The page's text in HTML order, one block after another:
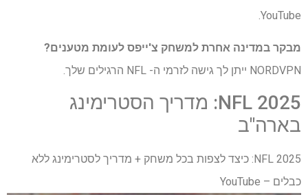
YouTube.
מבקר במדינה אחרת למשחק צ'ייפס לעומת מטענים?
NORDVPN ייתן לך גישה לזרמי ה- NFL הרגילים שלך.
NFL 2025: מדריך הסטרימינג
בארה"ב
NFL 2025: כיצד לצפות בכל משחק + מדריך לסטרימינג ללא
כבלים – YouTube